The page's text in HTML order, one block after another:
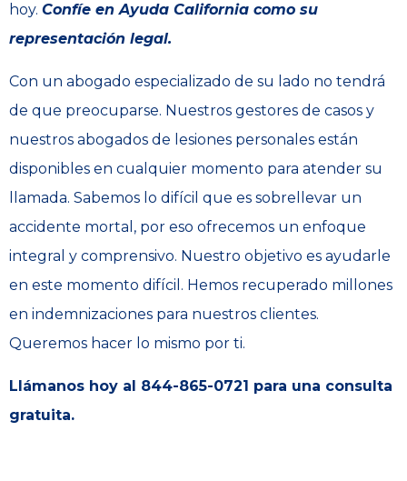
hoy. Confíe en Ayuda California como su
representación legal.
Con un abogado especializado de su lado no tendrá
de que preocuparse. Nuestros gestores de casos y
nuestros abogados de lesiones personales están
disponibles en cualquier momento para atender su
llamada. Sabemos lo difícil que es sobrellevar un
accidente mortal, por eso ofrecemos un enfoque
integral y comprensivo. Nuestro objetivo es ayudarle
en este momento difícil. Hemos recuperado millones
en indemnizaciones para nuestros clientes.
Queremos hacer lo mismo por ti.
Llámanos hoy al 844-865-0721 para una consulta
gratuita.